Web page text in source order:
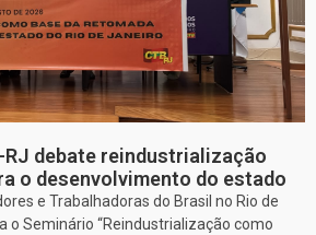
RJ debate reindustrialização
o desenvolvimento do estado
e Trabalhadoras do Brasil no Rio de
o Seminário “Reindustrialização como